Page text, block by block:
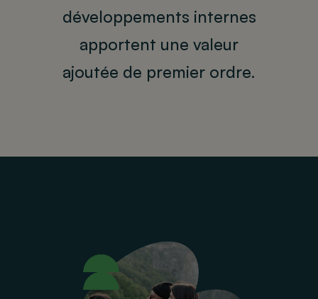
développements internes
apportent une valeur
ajoutée de premier ordre.